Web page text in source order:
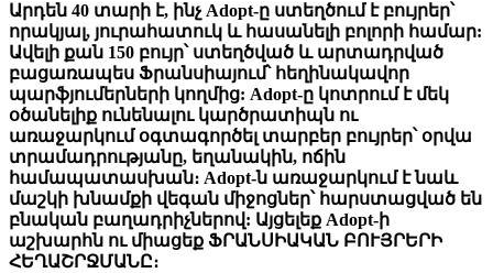
Արդեն 40 տարի է, ինչ Adopt-ը ստեղծում է բույրեր՝
որակյալ, յուրահատուկ և հասանելի բոլորի համար:
Ավելի քան 150 բույր՝ ստեղծված և արտադրված
բացառապես Ֆրանսիայում՝ հեղինակավոր
պարֆյումերների կողմից: Adopt-ը կոտրում է մեկ
օծանելիք ունենալու կարծրատիպն ու
առաջարկում օգտագործել տարբեր բույրեր՝ օրվա
տրամադրությանը, եղանակին, ոճին
համապատասխան։ Adopt-ն առաջարկում է նաև
մաշկի խնամքի վեգան միջոցներ՝ հարստացված են
բնական բաղադրիչներով: Այցելեք Adopt-ի
աշխարհն ու միացեք ՖՐԱՆՍԻԱԿԱՆ ԲՈՒՅՐԵՐԻ
ՀԵՂԱՇՐՋՄԱՆԸ։